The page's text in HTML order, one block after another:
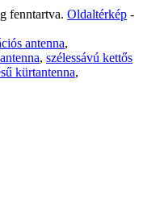
fenntartva. Oldaltérkép -
antenna,
, szélessávú kettős
kürtantenna,